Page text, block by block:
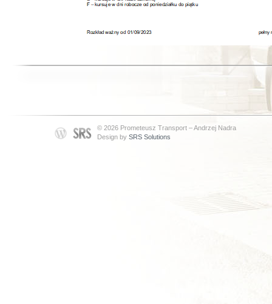
© 2026 Prometeusz Transport – Andrzej Nadra
Design by SRS Solutions